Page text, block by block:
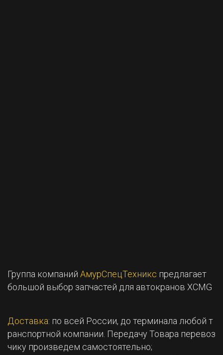
Группа компаний АмурСпецТехникс предлагает
большой выбор запчастей для автокранов XCMG
Доставка: по всей России, до терминала любой т
ранспортной компании. Передачу Товара перевоз
чику произведем самостоятельно;